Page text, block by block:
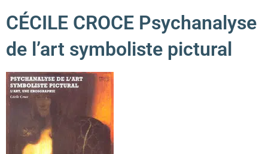
CÉCILE CROCE Psychanalyse
de l’art symboliste pictural